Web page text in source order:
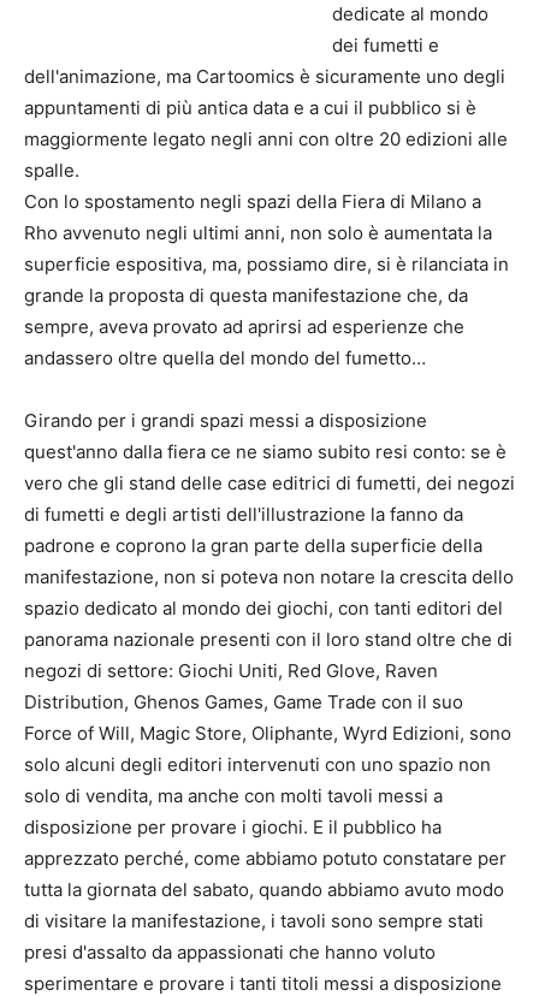
dedicate al mondo
dei fumetti e
dell'animazione, ma Cartoomics è sicuramente uno degli
appuntamenti di più antica data e a cui il pubblico si è
maggiormente legato negli anni con oltre 20 edizioni alle
spalle.
Con lo spostamento negli spazi della Fiera di Milano a
Rho avvenuto negli ultimi anni, non solo è aumentata la
superficie espositiva, ma, possiamo dire, si è rilanciata in
grande la proposta di questa manifestazione che, da
sempre, aveva provato ad aprirsi ad esperienze che
andassero oltre quella del mondo del fumetto…
Girando per i grandi spazi messi a disposizione
quest'anno dalla fiera ce ne siamo subito resi conto: se è
vero che gli stand delle case editrici di fumetti, dei negozi
di fumetti e degli artisti dell'illustrazione la fanno da
padrone e coprono la gran parte della superficie della
manifestazione, non si poteva non notare la crescita dello
spazio dedicato al mondo dei giochi, con tanti editori del
panorama nazionale presenti con il loro stand oltre che di
negozi di settore: Giochi Uniti, Red Glove, Raven
Distribution, Ghenos Games, Game Trade con il suo
Force of Will, Magic Store, Oliphante, Wyrd Edizioni, sono
solo alcuni degli editori intervenuti con uno spazio non
solo di vendita, ma anche con molti tavoli messi a
disposizione per provare i giochi. E il pubblico ha
apprezzato perché, come abbiamo potuto constatare per
tutta la giornata del sabato, quando abbiamo avuto modo
di visitare la manifestazione, i tavoli sono sempre stati
presi d'assalto da appassionati che hanno voluto
sperimentare e provare i tanti titoli messi a disposizione